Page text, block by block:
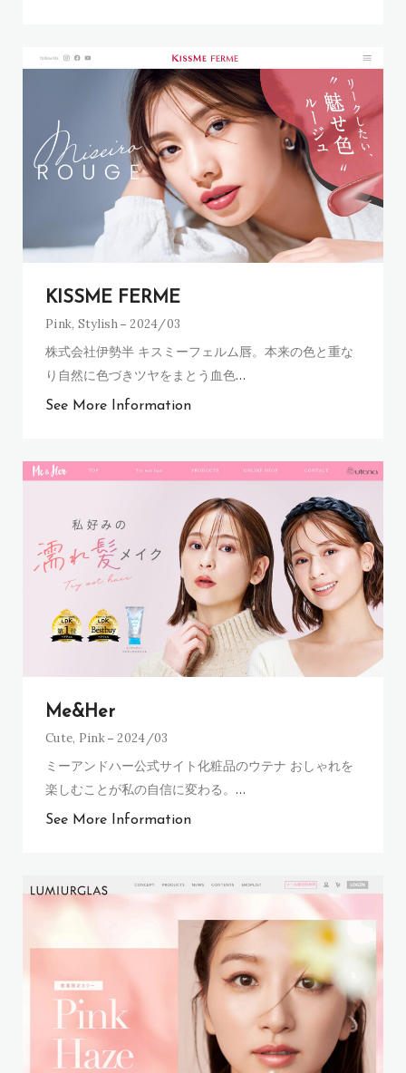
KISSME FERME
Pink, Stylish 2024/03
株式会社伊勢半 キスミーフェルム唇。本来の色と重な
り自然に色づきツヤをまとう血色…
See More Information
Me&Her
Cute, Pink 2024/03
ミーアンドハー公式サイト化粧品のウテナ おしゃれを
楽しむことが私の自信に変わる。 …
See More Information